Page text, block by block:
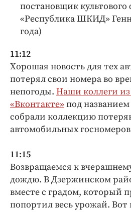
постановщик
«Республика ШКИД»
года)
11:12
Хорошая новость для тех
потерял свои номера во
непогоды. Наши коллеги
«Вконтакте»под
собрали коллекцию
автомобильных
11:15
Возвращаемся к
дождю. В Дзержинском
вместе с градом, который
попортил весь урожай. Вот